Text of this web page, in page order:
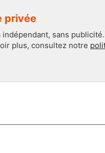
privée
sans
plus, consultez notre